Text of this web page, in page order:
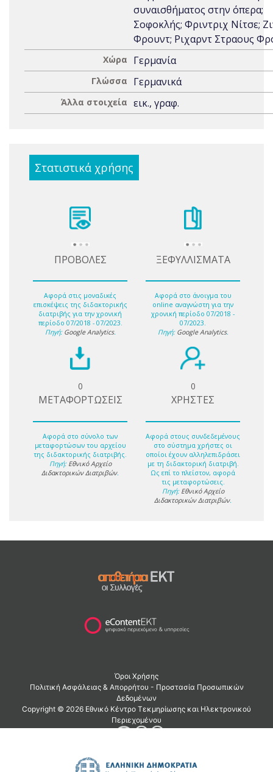
συναισθήματος στην όπερα;
Σοφοκλής; Φριντριχ Νίτσε;
Φρουντ; Ριχαρντ Στραους
Χώρα Γερμανία
Γλώσσα Γερμανικά
Άλλα στοιχεία εικ., γραφ.
Στατιστικά χρήσης
ΠΡΟΒΟΛΕΣ
Αφορά στις μοναδικές
επισκέψεις της διδακτορικής
διατριβής για την χρονική
περίοδο 07/2018 - 07/2023.
Πηγή: Google Analytics.
ΞΕΦΥΛΛΙΣΜΑΤΑ
Αφορά στο άνοιγμα του
online αναγνώστη για την
χρονική περίοδο 07/2018 -
07/2023.
Πηγή: Google Analytics.
0
ΜΕΤΑΦΟΡΤΩΣΕΙΣ
Αφορά στο σύνολο των
μεταφορτώσων του αρχείου
της διδακτορικής διατριβής.
Πηγή: Εθνικό Αρχείο
Διδακτορικών Διατριβών.
0
ΧΡΗΣΤΕΣ
Αφορά στους συνδεδεμένους
στο σύστημα χρήστες οι
οποίοι έχουν αλληλεπιδράσει
με τη διδακτορική διατριβή.
Ως επί το πλείστον, αφορά
τις μεταφορτώσεις.
Πηγή: Εθνικό Αρχείο
Διδακτορικών Διατριβών.